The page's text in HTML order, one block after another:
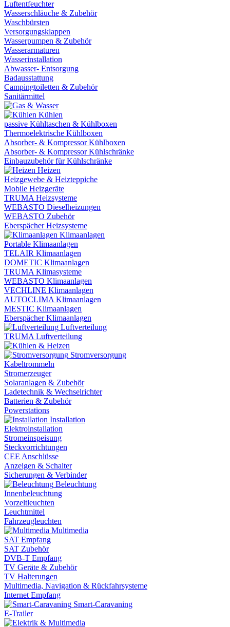
Luftentfeuchter
Wasserschläuche & Zubehör
Waschbürsten
Versorgungsklappen
Wasserpumpen & Zubehör
Wasserarmaturen
Wasserinstallation
Abwasser- Entsorgung
Badausstattung
Campingtoiletten & Zubehör
Sanitärmittel
Kühlen
passive Kühltaschen & Kühlboxen
Thermoelektrische Kühlboxen
Absorber- & Kompressor Kühlboxen
Absorber- & Kompressor Kühlschränke
Einbauzubehör für Kühlschränke
Heizen
Heizgewebe & Heizteppiche
Mobile Heizgeräte
TRUMA Heizsysteme
WEBASTO Dieselheizungen
WEBASTO Zubehör
Eberspächer Heizsysteme
Klimaanlagen
Portable Klimaanlagen
TELAIR Klimaanlagen
DOMETIC Klimaanlagen
TRUMA Klimasysteme
WEBASTO Klimaanlagen
VECHLINE Klimaanlagen
AUTOCLIMA Klimaanlagen
MESTIC Klimaanlagen
Eberspächer Klimaanlagen
Luftverteilung
TRUMA Luftverteilung
Stromversorgung
Kabeltrommeln
Stromerzeuger
Solaranlagen & Zubehör
Ladetechnik & Wechselrichter
Batterien & Zubehör
Powerstations
Installation
Elektroinstallation
Stromeinspeisung
Steckvorrichtungen
CEE Anschlüsse
Anzeigen & Schalter
Sicherungen & Verbinder
Beleuchtung
Innenbeleuchtung
Vorzeltleuchten
Leuchtmittel
Fahrzeugleuchten
Multimedia
SAT Empfang
SAT Zubehör
DVB-T Empfang
TV Geräte & Zubehör
TV Halterungen
Multimedia, Navigation & Rückfahrsysteme
Internet Empfang
Smart-Caravaning
E-Trailer